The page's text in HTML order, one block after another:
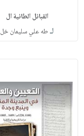
القبائل الطائية ال
لـطه علي سليمان خل